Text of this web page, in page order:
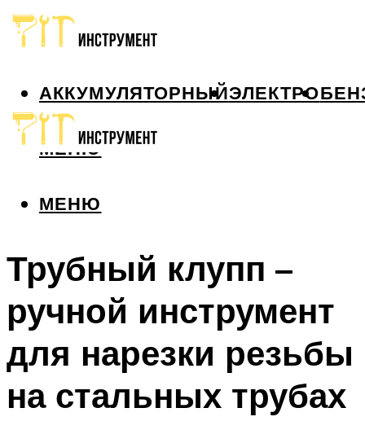
АККУМУЛЯТОРНЫЙЭЛЕКТРО
МЕНЮ
МЕНЮ
Трубный клупп –
ручной инструмент
для нарезки резьбы
на стальных трубах